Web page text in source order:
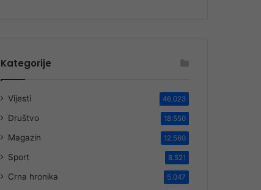
Kategorije
Vijesti 46.023
Društvo 18.550
Magazin 12.560
Sport 8.521
Crna hronika 5.047